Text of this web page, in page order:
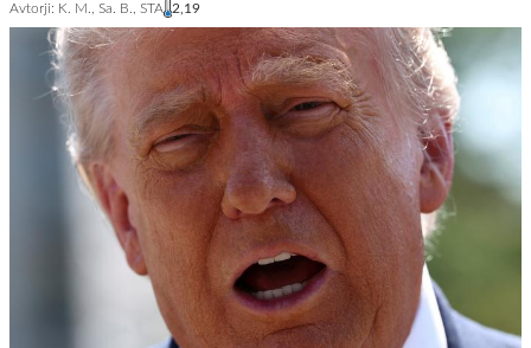
Avtorji: K. M., Sa. B., STA 2,19